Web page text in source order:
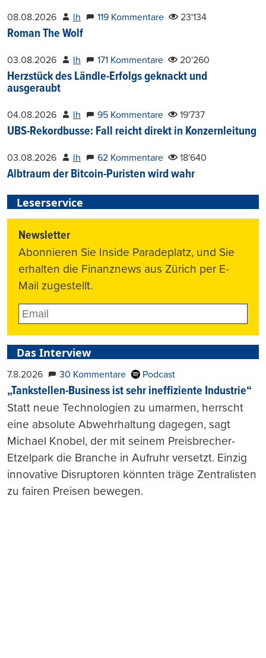
08.08.2026 lh 119 Kommentare 23'134
Roman The Wolf
03.08.2026 lh 171 Kommentare 20'260
Herzstück des Ländle-Erfolgs geknackt und
ausgeraubt
04.08.2026 lh 95 Kommentare 19'737
UBS-Rekordbusse: Fall reicht direkt in Konzernleitung
03.08.2026 lh 62 Kommentare 18'640
Albtraum der Bitcoin-Puristen wird wahr
Leserservice
Newsletter
Abonnieren Sie Inside Paradeplatz, und Sie
erhalten die Finanznews aus Zürich per E-
Mail zugestellt.
Das Interview
7.8.2026 30 Kommentare Podcast
„Tankstellen-Business ist sehr ineffiziente Industrie“
Statt neue Technologien zu umarmen, herrscht
eine absolute Abwehrhaltung dagegen, sagt
Michael Knobel, der mit seinem Preisbrecher-
Etzelpark die Branche in Aufruhr versetzt. Einzig
innovative Disruptoren könnten träge Zentralisten
zu fairen Preisen bewegen.